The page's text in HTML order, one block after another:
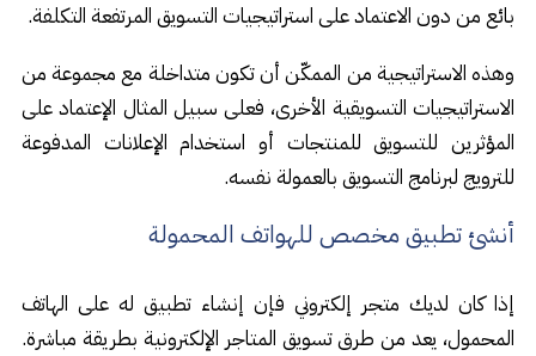
بائع من دون الاعتماد على استراتيجيات التسويق المرتفعة التكلفة.
وهذه الاستراتيجية من الممكّن أن تكون متداخلة مع مجموعة من
الاستراتيجيات التسويقية الأخرى، فعلى سبيل المثال الإعتماد على
المؤثرين للتسويق للمنتجات أو استخدام الإعلانات المدفوعة
للترويج لبرنامج التسويق بالعمولة نفسه.
أنشئ تطبيق مخصص للهواتف المحمولة
إذا كان لديك متجر إلكتروني فإن إنشاء تطبيق له على الهاتف
المحمول، يعد من طرق تسويق المتاجر الإلكترونية بطريقة مباشرة.